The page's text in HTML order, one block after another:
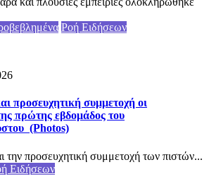
Ροή Ειδήσεων
προσευχητική συμμετοχή οι
πρώτης εβδομάδος του
(Photos)
την προσευχητική συμμετοχή των πιστών...
Ειδήσεων